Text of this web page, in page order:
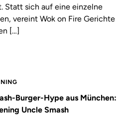
Statt sich auf eine einzelne
vereint Wok on Fire Gerichte
[…]
Burger-Hype aus München:
Uncle Smash